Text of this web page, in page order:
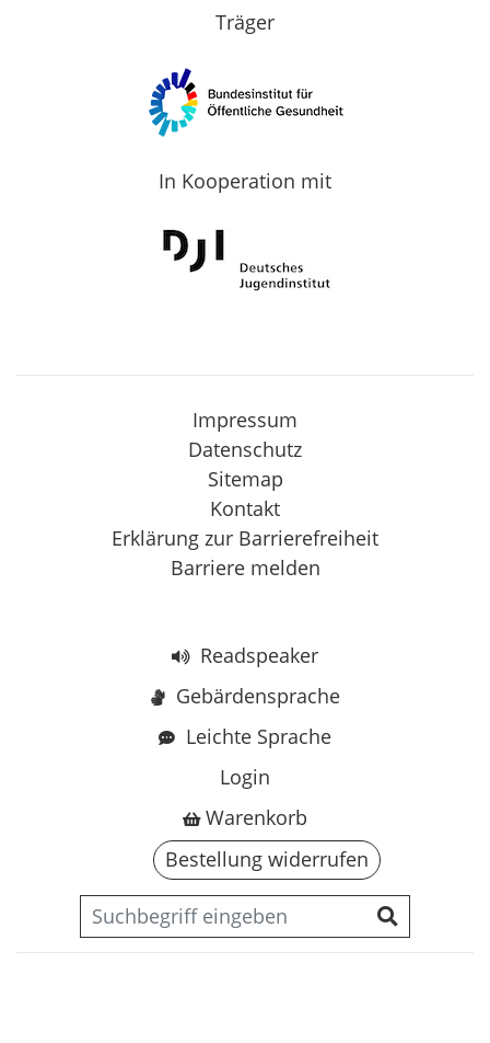
Träger
In Kooperation mit
Impressum
Datenschutz
Sitemap
Kontakt
Erklärung zur Barrierefreiheit
Barriere melden
Readspeaker
Gebärdensprache
Leichte Sprache
Login
Warenkorb
Bestellung widerrufen